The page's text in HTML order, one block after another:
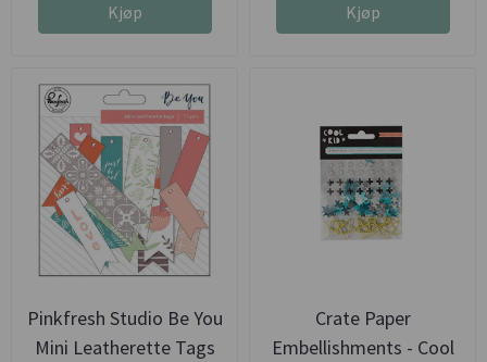
Kjøp Kjøp
Pinkfresh Studio Be You
Mini Leatherette Tags
Crate Paper
Embellishments - Cool